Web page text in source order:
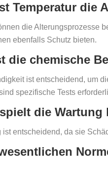
Temperatur die
die Alterungsprozesse
ebenfalls Schutz bieten.
die chemische
ist entscheidend, um
spezifische Tests
die
ist entscheidend, da sie